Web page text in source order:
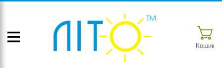
Кошик